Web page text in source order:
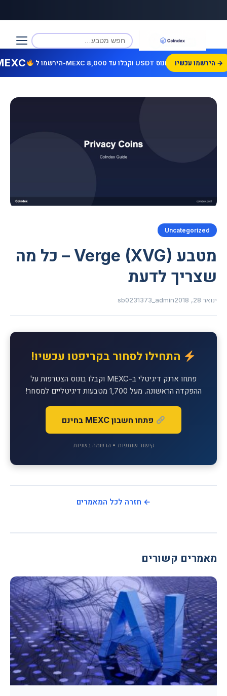
הירשמו עכשיו →
Uncategorized
מטבע Verge (XVG) – כל מה
שצריך לדעת
ינואר 28, 2018 sb0231373_admin
התחילו לסחור בקריפטו עכשיו!
פתחו ארנק דיגיטלי ב-MEXC וקבלו בונוס הצטרפות על
ההפקדה הראשונה. מעל 1,700 מטבעות דיגיטליים למסחר!
פתחו חשבון MEXC בחינם
קישור שותפות • הרשמה בשניות
← חזרה לכל המאמרים
מאמרים קשורים